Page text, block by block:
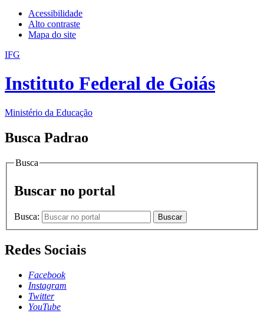
Acessibilidade
Alto contraste
Mapa do site
IFG
Instituto Federal de Goiás
Ministério da Educação
Busca Padrao
Busca
Buscar no portal
Busca: Buscar
Redes Sociais
Facebook
Instagram
Twitter
YouTube